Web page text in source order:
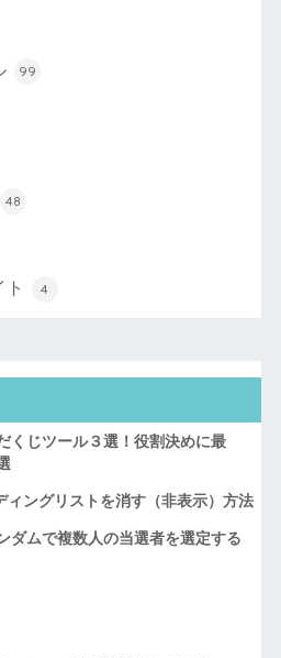
99
48
4
くじツール３選！役割決めに最
ングリストを消す（非表示）方法
ダムで複数人の当選者を選定する